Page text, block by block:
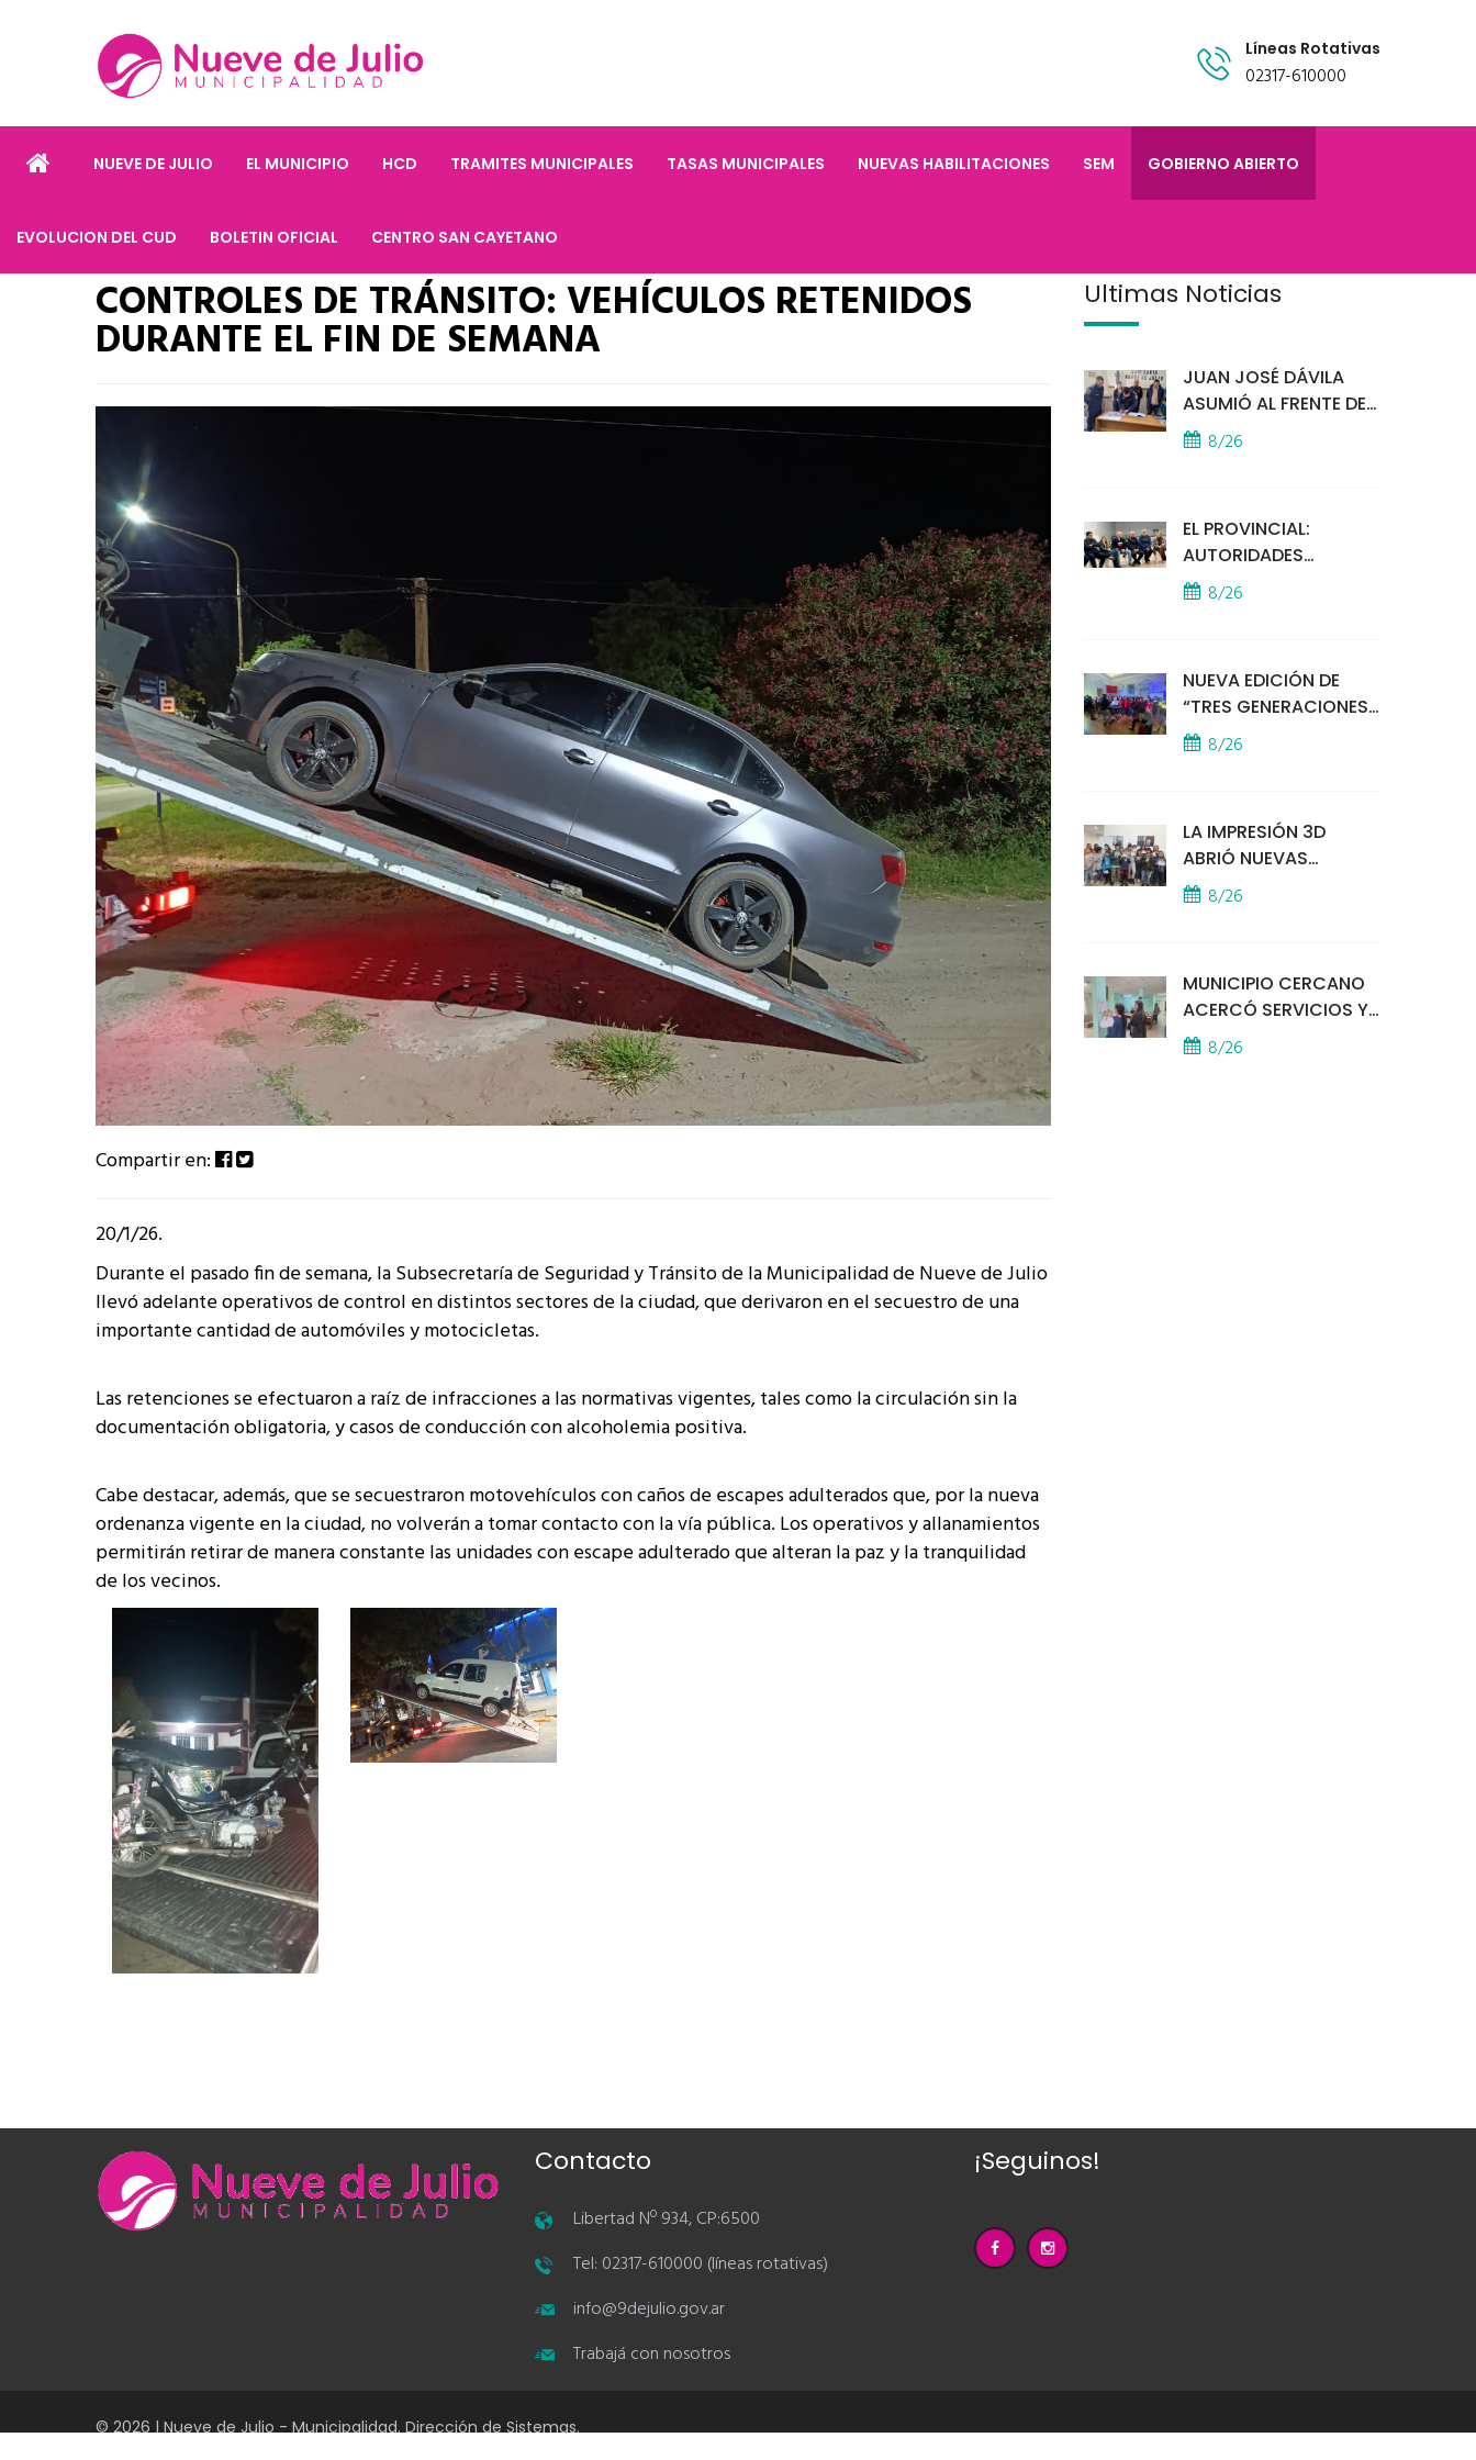
Líneas Rotativas
02317-610000
NUEVE DE JULIO EL MUNICIPIO HCD TRAMITES MUNICIPALES TASAS MUNICIPALES NUEVAS HABILITACIONES SEM GOBIERNO ABIERTO
EVOLUCION DEL CUD BOLETIN OFICIAL CENTRO SAN CAYETANO
CONTROLES DE TRÁNSITO: VEHÍCULOS RETENIDOS
DURANTE EL FIN DE SEMANA
Compartir en:
20/1/26.
Durante el pasado fin de semana, la Subsecretaría de Seguridad y Tránsito de la Municipalidad de Nueve de Julio
llevó adelante operativos de control en distintos sectores de la ciudad, que derivaron en el secuestro de una
importante cantidad de automóviles y motocicletas.
Las retenciones se efectuaron a raíz de infracciones a las normativas vigentes, tales como la circulación sin la
documentación obligatoria, y casos de conducción con alcoholemia positiva.
Cabe destacar, además, que se secuestraron motovehículos con caños de escapes adulterados que, por la nueva
ordenanza vigente en la ciudad, no volverán a tomar contacto con la vía pública. Los operativos y allanamientos
permitirán retirar de manera constante las unidades con escape adulterado que alteran la paz y la tranquilidad
de los vecinos.
Últimas Noticias
JUAN JOSÉ DÁVILA
ASUMIÓ AL FRENTE DE
LA POLICÍA COMUNAL
8/26
EL PROVINCIAL:
AUTORIDADES
MUNICIPALES
MANTUVIERON UN
SEGURIDAD
8/26
NUEVA EDICIÓN DE
“TRES GENERACIONES
CANTAN”
8/26
LA IMPRESIÓN 3D
ABRIÓ NUEVAS
PUERTAS AL
APRENDIZAJE Y LA
8/26
MUNICIPIO CERCANO
ACERCÓ SERVICIOS Y
ATENCIÓN A LOS
VECINOS EL
8/26
Contacto
Libertad Nº 934, CP:6500
Tel: 02317-610000 (líneas rotativas)
info@9dejulio.gov.ar
Trabajá con nosotros
¡Seguinos!
© 2026 | Nueve de Julio - Municipalidad. Dirección de Sistemas.